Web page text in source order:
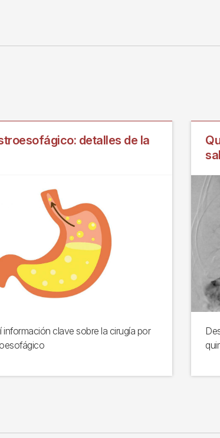
detalles de la
información clave sobre la cirugía por